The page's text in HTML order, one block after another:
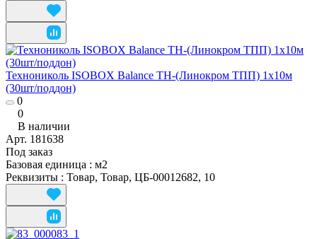
Технониколь ISOBOX Balance ТН-(Линокром ТПП) 1х10м
(30шт/поддон)
0
0
В наличии
Арт. 181638
Под заказ
Базовая единица : м2
Реквизиты : Товар, Товар, ЦБ-00012682, 10